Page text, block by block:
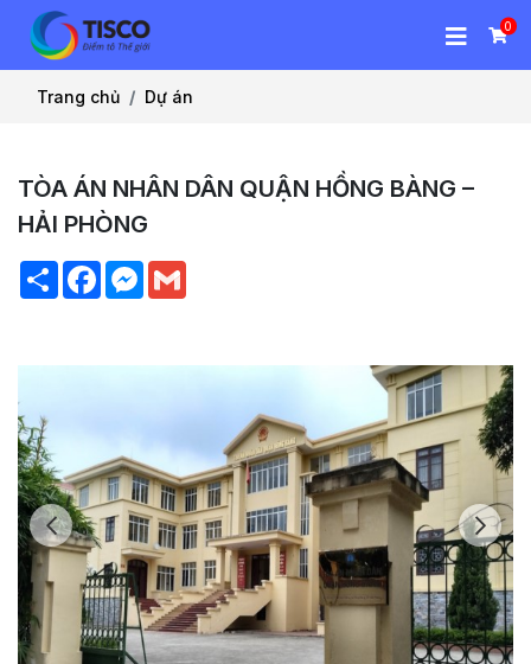
0
Trang chủ Dự án
TÒA ÁN NHÂN DÂN QUẬN HỒNG BÀNG –
HẢI PHÒNG
Chia
sẻ
FacebookMessenger